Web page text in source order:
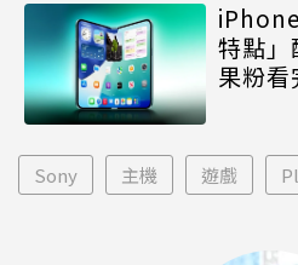
特點
果粉看
Sony 主機 遊戲